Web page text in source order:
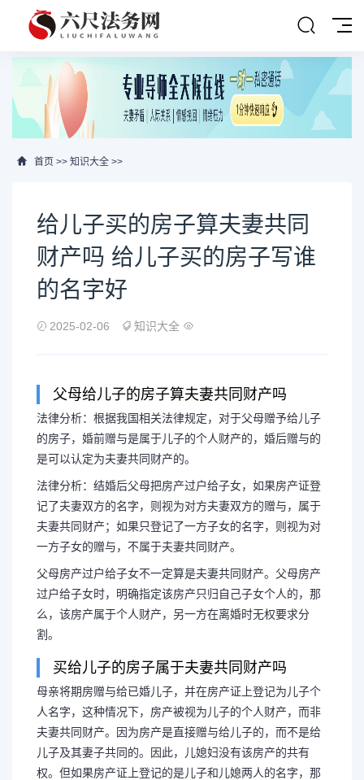
首页 >> 知识大全 >>
给儿子买的房子算夫妻共同
财产吗 给儿子买的房子写谁
的名字好
2025-02-06 知识大全
父母给儿子的房子算夫妻共同财产吗
法律分析：根据我国相关法律规定，对于父母赠予给儿子
的房子，婚前赠与是属于儿子的个人财产的，婚后赠与的
是可以认定为夫妻共同财产的。
法律分析：结婚后父母把房产过户给子女，如果房产证登
记了夫妻双方的名字，则视为对方夫妻双方的赠与，属于
夫妻共同财产；如果只登记了一方子女的名字，则视为对
一方子女的赠与，不属于夫妻共同财产。
父母房产过户给子女不一定算是夫妻共同财产。父母房产
过户给子女时，明确指定该房产只归自己子女个人的，那
么，该房产属于个人财产，另一方在离婚时无权要求分
割。
买给儿子的房子属于夫妻共同财产吗
母亲将期房赠与给已婚儿子，并在房产证上登记为儿子个
人名字，这种情况下，房产被视为儿子的个人财产，而非
夫妻共同财产。因为房产是直接赠与给儿子的，而不是给
儿子及其妻子共同的。因此，儿媳妇没有该房产的共有
权。但如果房产证上登记的是儿子和儿媳两人的名字，那
给儿子买的房子算夫妻
子买的房子写谁
法律分析：根据我国相关法律
子的房子，婚前赠与是属于儿子的
是可以认定为夫妻共同财产的。